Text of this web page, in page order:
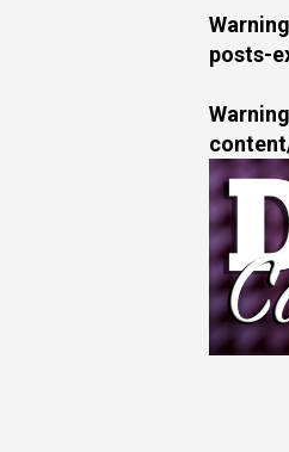
Warning
posts-
Warning